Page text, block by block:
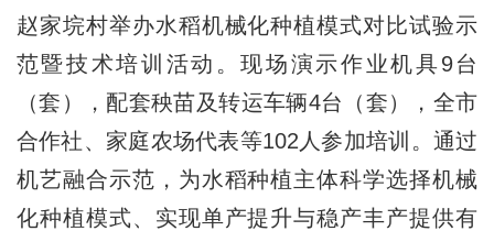
赵家垸村举办水稻机械化种植模式对比试验示
范暨技术培训活动。现场演示作业机具9台
（套），配套秧苗及转运车辆4台（套），全市
合作社、家庭农场代表等102人参加培训。通过
机艺融合示范，为水稻种植主体科学选择机械
化种植模式、实现单产提升与稳产丰产提供有